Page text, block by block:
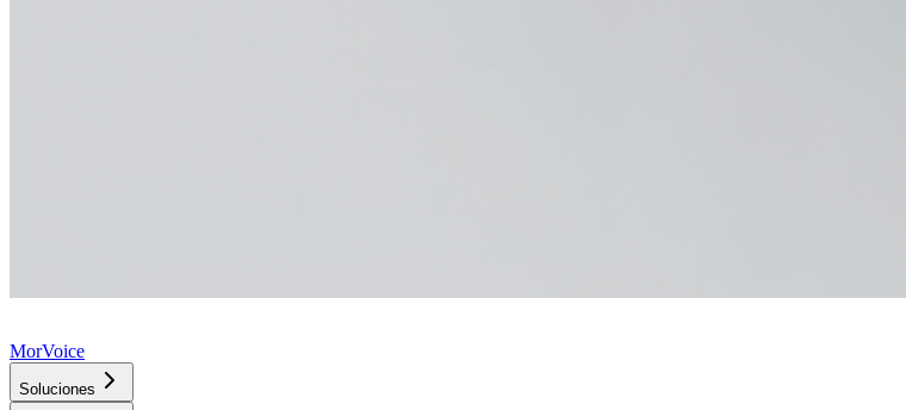
MorVoice
Soluciones